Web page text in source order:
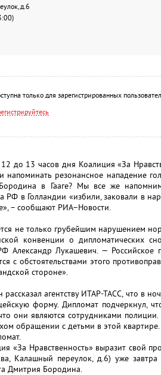
д.6
только для зарегистрированных
до 13 часов дня Коалиция «За
напоминать резонансное нападение
в Гааге? Мы все же
РФ в Голландии «избили, заковали в
– сообщают РИА–Новости.
не только грубейшим нарушением
конвенции о дипломатических
Александр Лукашевич. — Российское
с обстоятельствами этого
стороне».
агентству ИТАР-ТАСС, что в
форму. Дипломат подчеркнул,
они являются сотрудниками
обращении с детьми в этой
«За Нравственность» выразит свой
Калашный переулок, д.6) уже
Дмитрия Бородина.